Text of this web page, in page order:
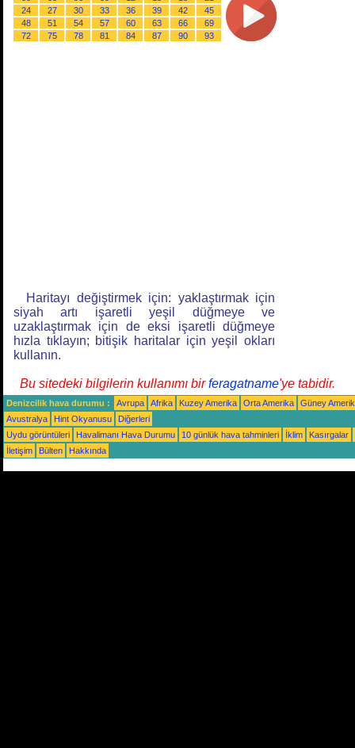
24
27 30 33 36 39 42
45
48
51 54 57 60 63 66
69
72
75 78 81 84 87 90 93
Haritayı değiştirmek için: yaklaştırmak için
siyah artı işaretli yeşil düğmeye ve
uzaklaştırmak için de eksi işaretli düğmeye
hızla tıklayın; bitişik haritalar için yeşil okları
kullanın.
Bu sitedeki bilgilerin kullanımı birferagatname'ye tabidir.
Denizcilik hava durumu : Avrupa Afrika Kuzey Amerika Orta Amerika
Güney
Avustralya
Hint Okyanusu
Diğerleri
Uydu görüntüleri
Havalimanı Hava Durumu 10 günlük hava tahminleri İklim
Kasırgalar
İletişim
Bülten Hakkında